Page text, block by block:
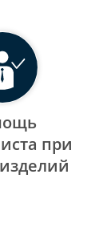
при